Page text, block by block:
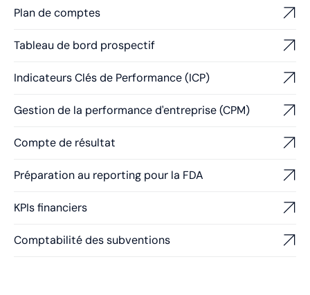
Plan de comptes
Tableau de bord prospectif
Indicateurs Clés de Performance (ICP)
Gestion de la performance d'entreprise (CPM)
Compte de résultat
Préparation au reporting pour la FDA
KPIs financiers
Comptabilité des subventions